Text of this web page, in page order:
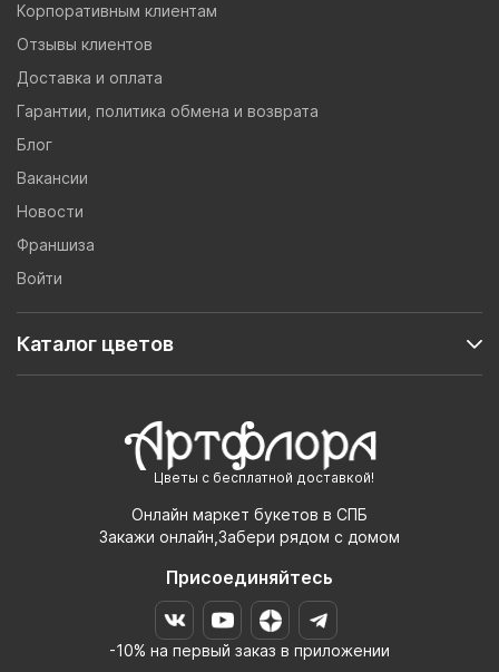
Цветы с бесплатной доставкой!
Онлайн маркет букетов в СПБ
Закажи онлайн,Забери рядом с домом
Присоединяйтесь
-10% на первый заказ в приложении
Корпоративным клиентам
Отзывы клиентов
Доставка и оплата
Гарантии, политика обмена и возврата
Блог
Вакансии
Новости
Франшиза
Войти
Каталог цветов